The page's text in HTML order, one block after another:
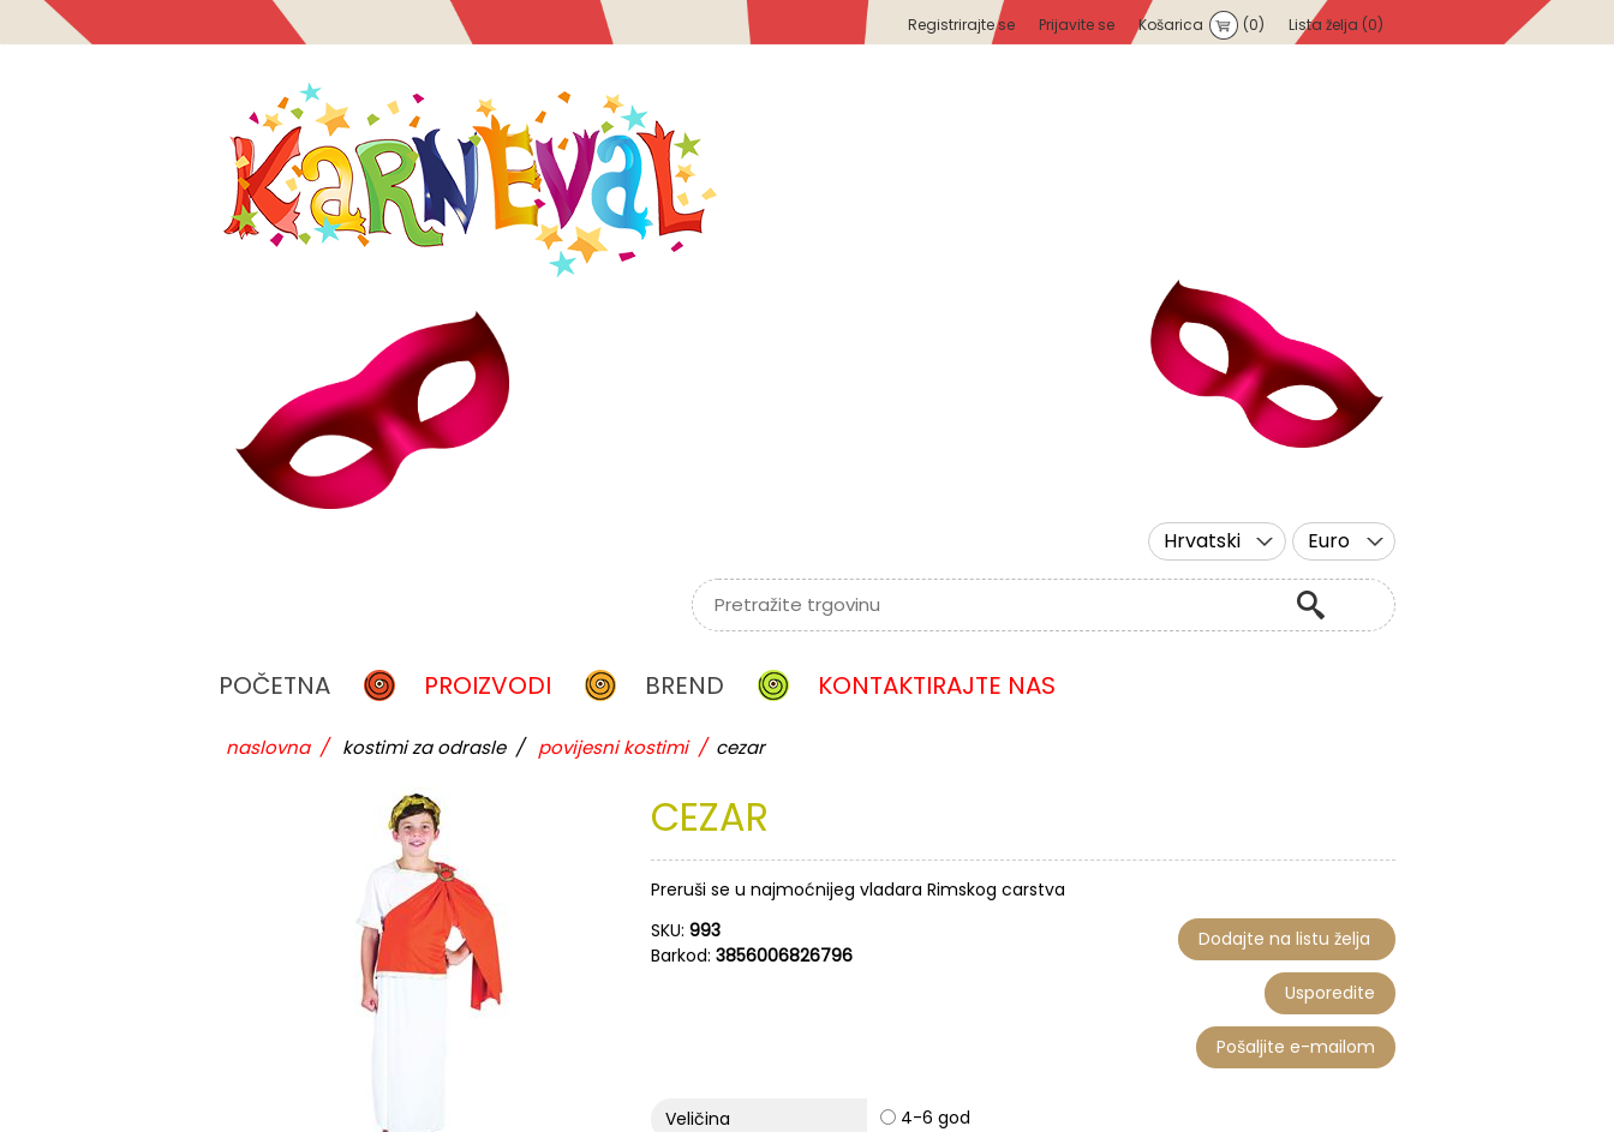
Registrirajte se Prijavite se Košarica (0) Lista želja (0)
Euro
Hrvatski
POČETNA PROIZVODI BREND KONTAKTIRAJTE NAS
naslovna / kostimi za odrasle / povijesni kostimi / cezar
CEZAR
Preruši se u najmoćnijeg vladara Rimskog carstva
SKU: 993
Barkod: 3856006826796
Veličina
4-6 god